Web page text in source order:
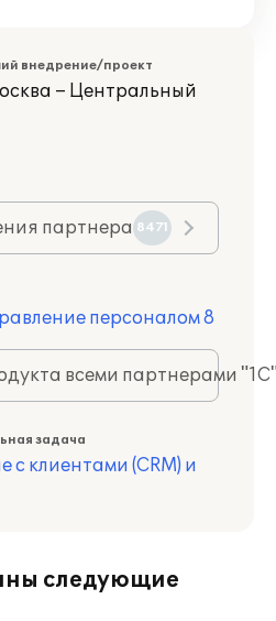
внедрение/проект
– Центральный
партнера 8471
персоналом 8
всеми партнерами
задача
клиентами (CRM) и
следующие